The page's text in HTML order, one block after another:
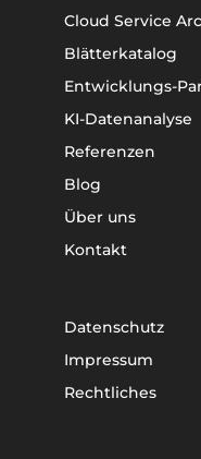
Cloud Service
Blätterkatalog
Entwicklungs-
KI-Datenanalyse
Referenzen
Blog
Über uns
Kontakt
Datenschutz
Impressum
Rechtliches